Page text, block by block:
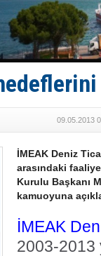
Runit
Limana
Türk
Hüseyin
Hat-San
09.05.2013
İMEAK Deniz
arasındaki
Kurulu Başkanı
kamuoyuna
İMEAK
2003-2013